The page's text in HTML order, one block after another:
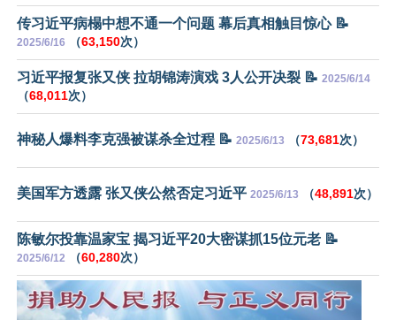
传习近平病榻中想不通一个问题 幕后真相触目惊心 📝
2025/6/16 （63,150次）
习近平报复张又侠 拉胡锦涛演戏 3人公开决裂 📝 2025/6/14
（68,011次）
神秘人爆料李克强被谋杀全过程 📝 2025/6/13 （73,681次）
美国军方透露 张又侠公然否定习近平 2025/6/13 （48,891次）
陈敏尔投靠温家宝 揭习近平20大密谋抓15位元老 📝
2025/6/12 （60,280次）